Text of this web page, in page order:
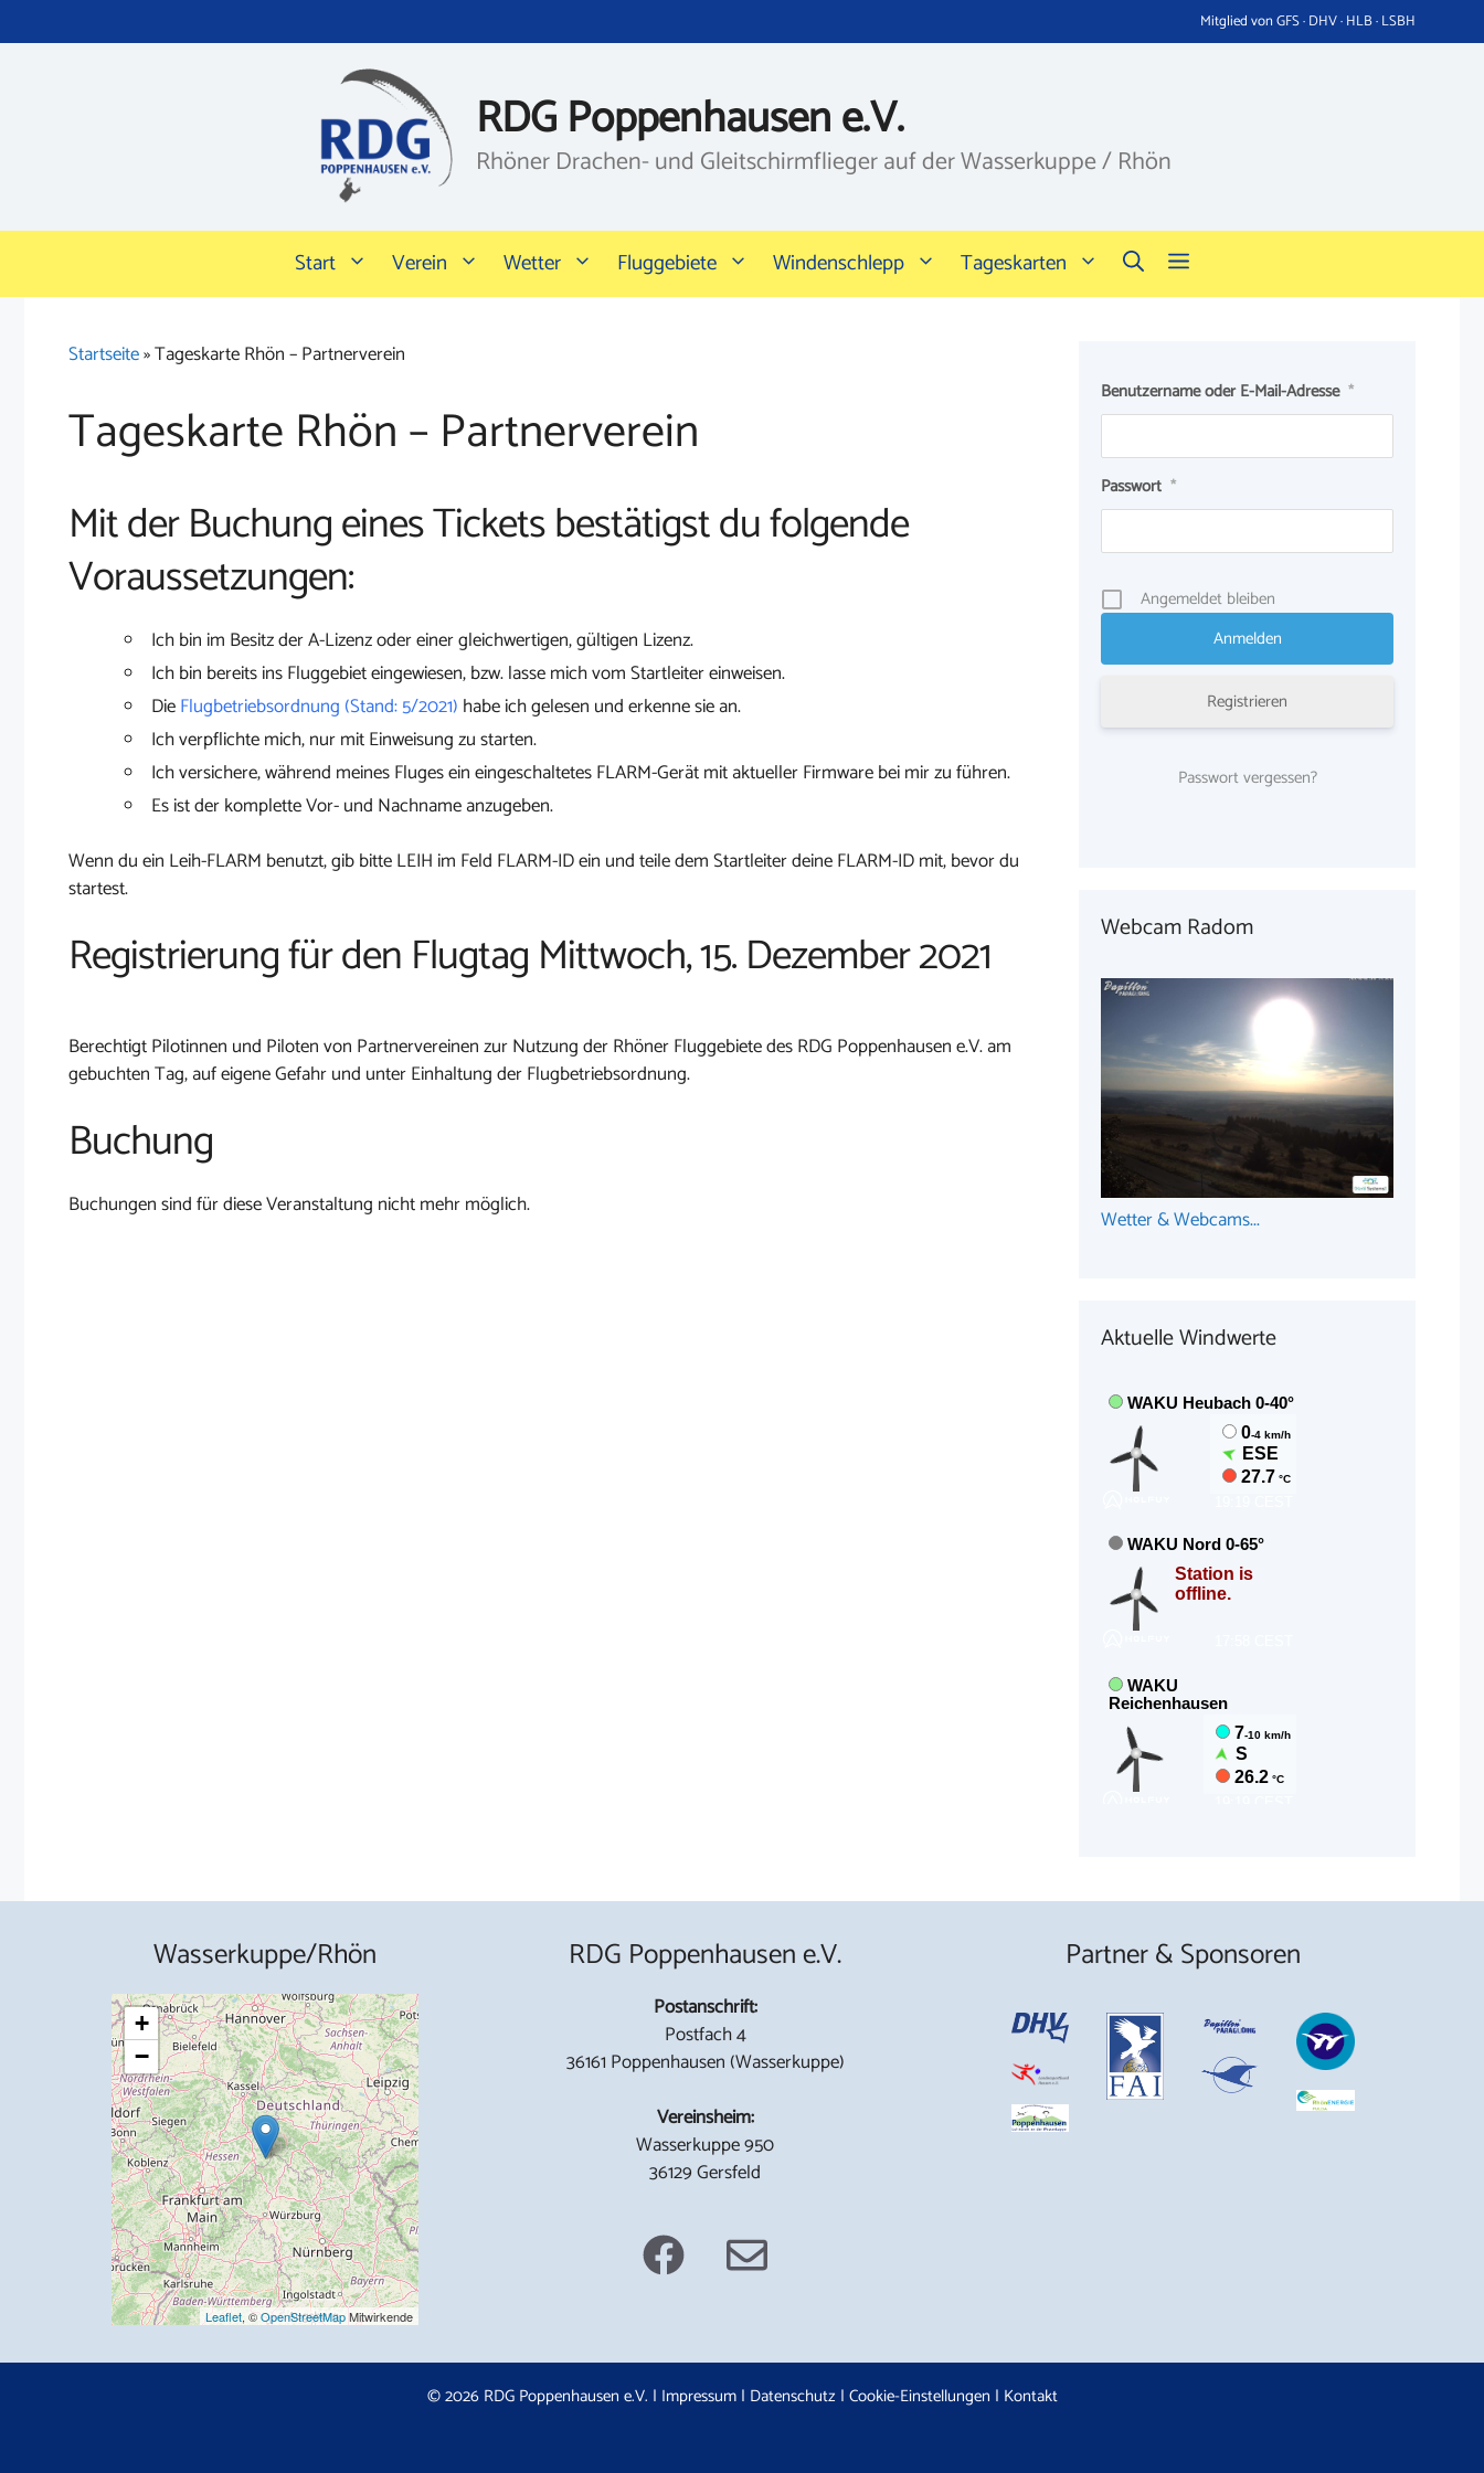
Inhalt
Mitglied von GFS · DHV · HLB · LSBH
RDG Poppenhausen e.V.
Rhöner Drachen- und Gleitschirmflieger auf der Wasserkuppe / Rhön
Start Verein Wetter Fluggebiete Windenschlepp Tageskarten
Startseite»Tageskarte Rhön – Partnerverein
Tageskarte Rhön – Partnerverein
Mit der Buchung eines Tickets bestätigst du folgende
Voraussetzungen:
Ich bin im Besitz der A-Lizenz oder einer gleichwertigen, gültigen Lizenz.
Ich bin bereits ins Fluggebiet eingewiesen, bzw. lasse mich vom Startleiter einweisen.
DieFlugbetriebsordnung (Stand: 5/2021) habe ich gelesen und erkenne sie an.
Ich verpflichte mich, nur mit Einweisung zu starten.
Ich versichere, während meines Fluges ein eingeschaltetes FLARM-Gerät mit aktueller Firmware bei mir zu führen.
Es ist der komplette Vor- und Nachname anzugeben.
Wenn du ein Leih-FLARM benutzt, gib bitte LEIH im Feld FLARM-ID ein und teile dem Startleiter deine FLARM-ID mit, bevor du
startest.
Registrierung für den Flugtag Mittwoch, 15. Dezember 2021
Berechtigt Pilotinnen und Piloten von Partnervereinen zur Nutzung der Rhöner Fluggebiete des RDG Poppenhausen e.V. am
gebuchten Tag, auf eigene Gefahr und unter Einhaltung der Flugbetriebsordnung.
Buchung
Buchungen sind für diese Veranstaltung nicht mehr möglich.
Benutzername oder E-Mail-Adresse *
Passwort *
Angemeldet bleiben
Registrieren
Passwort vergessen?
Webcam Radom
Wetter & Webcams...
Aktuelle Windwerte
Wasserkuppe/Rhön
+
−
Leaflet, ©OpenStreetMapMitwirkende
RDG Poppenhausen e.V.
Postanschrift:
Postfach 4
36161 Poppenhausen (Wasserkuppe)
Vereinsheim:
Wasserkuppe 950
36129 Gersfeld
Partner & Sponsoren
© 2026 RDG Poppenhausen e.V. | Impressum| Datenschutz | Cookie-Einstellungen | Kontakt